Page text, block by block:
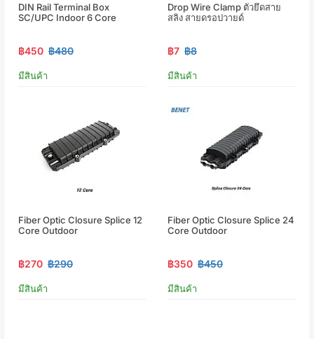
DIN Rail Terminal Box
SC/UPC Indoor 6 Core
฿450 ฿480
มีสินค้า
Drop Wire Clamp ตัวยึดสาย
สลิง สายดรอปวายด์
฿7 ฿8
มีสินค้า
Fiber Optic Closure Splice 12
Core Outdoor
฿270 ฿290
มีสินค้า
Fiber Optic Closure Splice 24
Core Outdoor
฿350 ฿450
มีสินค้า